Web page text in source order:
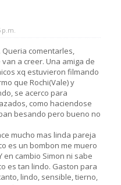
comentarles,
a creer. Una amiga de
xq estuvieron filmando
que Rochi(Vale) y
se acerco para
como haciendose
besando pero bueno no
mucho mas linda pareja
es un bombon me muero
en cambio Simon ni sabe
es tan lindo. Gaston para
lindo, sensible, tierno,